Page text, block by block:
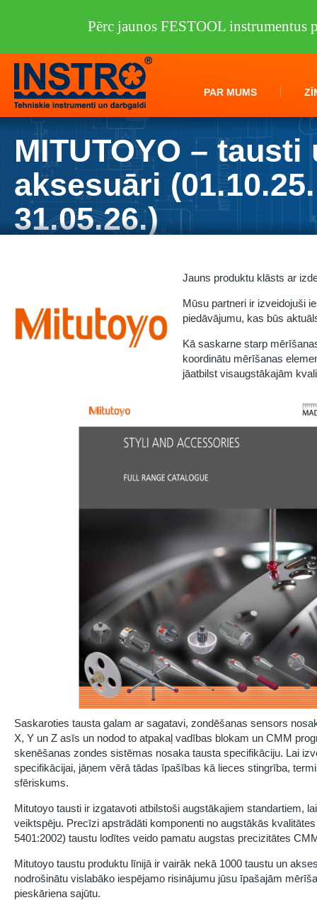
PAR MUMS
MITUTOYO – tausti
aksesuāri
31.05.26.)
Jauns produktu klāsts ar
Mūsu partneri ir izveidojuši
piedāvājumu, kas būs
Kā saskarne starp
koordinātu mērīšanas
jāatbilst visaugstākajām
Saskaroties tausta galam ar sagatavi, zondēšanas sensors
X, Y un Z asīs un nodod to atpakaļ vadības blokam un CMM
skenēšanas zondes sistēmas nosaka tausta specifikāciju. Lai
specifikācijai, jāņem vērā tādas īpašības kā lieces stingrība,
sfēriskums.
Mitutoyo tausti ir izgatavoti atbilstoši augstākajiem standartiem,
veiktspēju. Precīzi apstrādāti komponenti no augstākās
5401:2002) taustu lodītes veido pamatu augstas precizitātes
Mitutoyo taustu produktu līnijā ir vairāk nekā 1000 taustu un
nodrošinātu vislabāko iespējamo risinājumu jūsu īpašajām
pieskāriena sajūtu.
Pērc jaunos FESTOOL instrumentus